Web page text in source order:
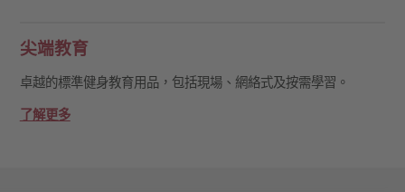
尖端教育
卓越的標準健身教育用品，包括現場、網絡式及按需學習。
了解更多